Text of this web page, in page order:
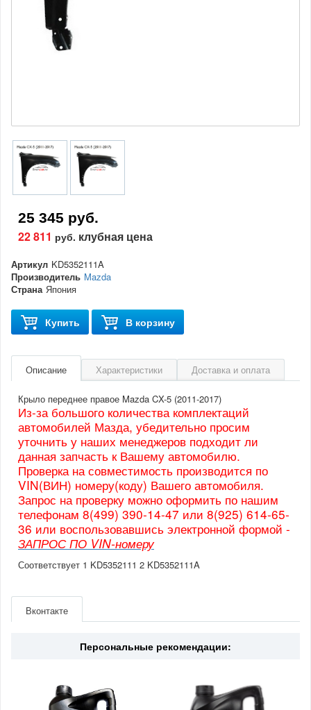
25 345 руб.
22 811 руб. клубная цена
Артикул KD5352111A
Производитель Mazda
Страна Япония
Купить В корзину
Описание Характеристики Доставка и оплата
Крыло переднее правое Mazda CX-5 (2011-2017)
Из-за большого количества комплектаций
автомобилей Мазда, убедительно просим
уточнить у наших менеджеров подходит ли
данная запчасть к Вашему автомобилю.
Проверка на совместимость производится по
VIN(ВИН) номеру(коду) Вашего автомобиля.
Запрос на проверку можно оформить по нашим
телефонам 8(499) 390-14-47 или 8(925) 614-65-
36 или воспользовавшись электронной формой -
ЗАПРОС ПО VIN-номеру
Соответствует 1 KD5352111 2 KD5352111A
Страна Япония
Вконтакте
Персональные рекомендации: